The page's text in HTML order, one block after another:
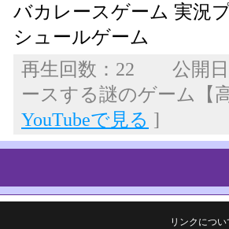
バカレースゲーム 実況
シュールゲーム
再生回数：22 公開日
ースする謎のゲーム
YouTubeで見る ]
リンクについ